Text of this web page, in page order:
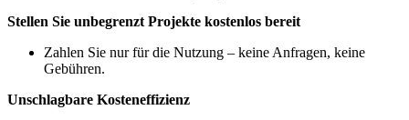
Stellen Sie unbegrenzt Projekte kostenlos bereit
Zahlen Sie nur für die Nutzung – keine Anfragen, keine
Gebühren.
Unschlagbare Kosteneffizienz